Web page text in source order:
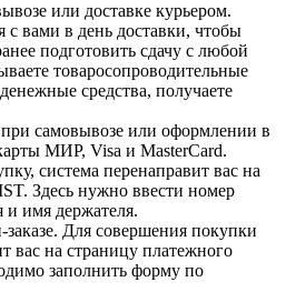
или доставке курьером.
с вами в день доставки, чтобы
подготовить сдачу с любой
товаросопроводительные
средства, получаете
самовывозе или оформлении в
МИР, Visa и MasterCard.
система перенаправит вас на
Здесь нужно ввести номер
и имя держателя.
Для совершения покупки
вас на страницу платежного
заполнить форму по